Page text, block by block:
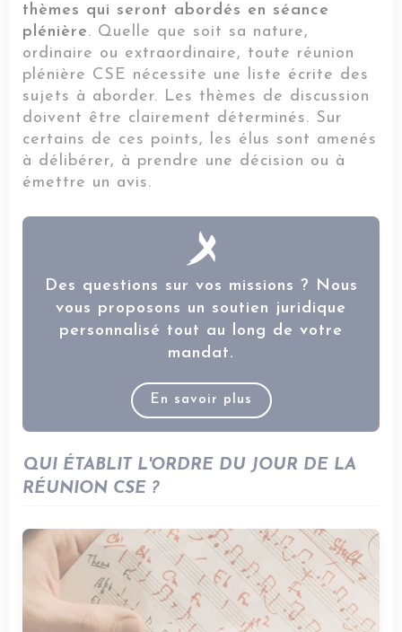
thèmes qui seront abordés en séance
plénière. Quelle que soit sa nature,
ordinaire ou extraordinaire, toute réunion
plénière CSE nécessite une liste écrite des
sujets à aborder. Les thèmes de discussion
doivent être clairement déterminés. Sur
certains de ces points, les élus sont amenés
à délibérer, à prendre une décision ou à
émettre un avis.
Des questions sur vos missions ? Nous
vous proposons un soutien juridique
personnalisé tout au long de votre
mandat.
En savoir plus
QUI ÉTABLIT L'ORDRE DU JOUR DE LA
RÉUNION CSE ?